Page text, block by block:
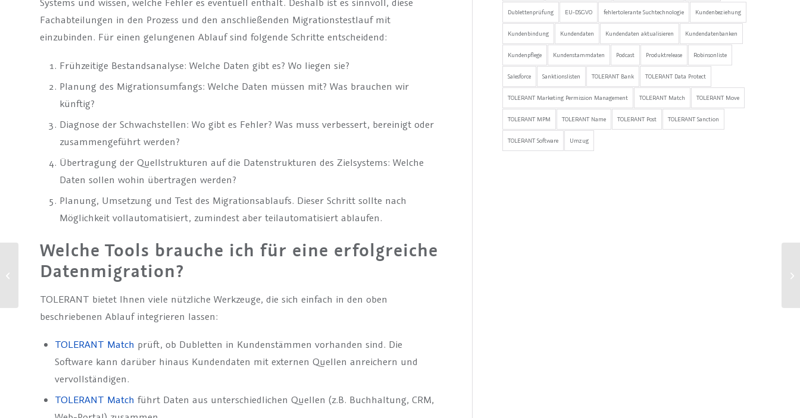
Fachabteilungen in den Prozess und den anschließenden Migrationstestlauf mit
einzubinden. Für einen gelungenen Ablauf sind folgende Schritte entscheidend:
Frühzeitige Bestandsanalyse: Welche Daten gibt es? Wo liegen sie?
Planung des Migrationsumfangs: Welche Daten müssen mit? Was brauchen wir
künftig?
Diagnose der Schwachstellen: Wo gibt es Fehler? Was muss verbessert, bereinigt oder
zusammengeführt werden?
Übertragung der Quellstrukturen auf die Datenstrukturen des Zielsystems: Welche
Daten sollen wohin übertragen werden?
Planung, Umsetzung und Test des Migrationsablaufs. Dieser Schritt sollte nach
Möglichkeit vollautomatisiert, zumindest aber teilautomatisiert ablaufen.
Welche Tools brauche ich für eine erfolgreiche
Datenmigration?
TOLERANT bietet Ihnen viele nützliche Werkzeuge, die sich einfach in den oben
beschriebenen Ablauf integrieren lassen:
TOLERANT Match prüft, ob Dubletten in Kundenstämmen vorhanden sind. Die
Software kann darüber hinaus Kundendaten mit externen Quellen anreichern und
vervollständigen.
TOLERANT Match führt Daten aus unterschiedlichen Quellen (z.B. Buchhaltung, CRM,
Dublettenprüfung EU-DSGVO fehlertolerante Suchtechnologie Kundenbeziehung
Kundenbindung Kundendaten Kundendaten aktualisieren Kundendatenbanken
Kundenpflege Kundenstammdaten Podcast Produktrelease Robinsonliste
Salesforce Sanktionslisten TOLERANT Bank TOLERANT Data Protect
TOLERANT Marketing Permission Management TOLERANT Match TOLERANT Move
TOLERANT MPM TOLERANT Name TOLERANT Post TOLERANT Sanction
TOLERANT Software Umzug
TOLERANT Assistent zur